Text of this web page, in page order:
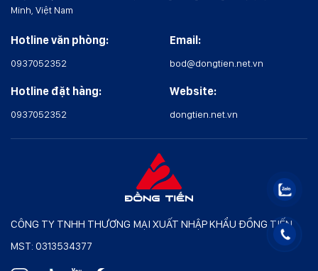
Hotline văn phòng:
0937052352
Hotline đặt hàng:
0937052352
Email:
bod@dongtien.net.vn
Website:
dongtien.net.vn
Minh, Việt Nam
CÔNG TY TNHH THƯƠNG MẠI XUẤT NHẬP KHẨU ĐỒNG TIẾN
MST: 0313534377